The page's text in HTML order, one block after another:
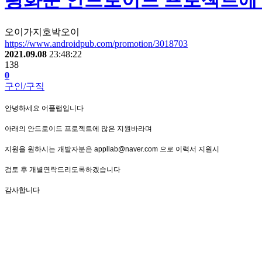
오이가지호박오이
https://www.androidpub.com/promotion/3018703
2021.09.08 23:48:22
138
0
구인/구직
안녕하세요 어플랩입니다
아래의 안드로이드 프로젝트에 많은 지원바라며
지원을 원하시는 개발자분은 appllab@naver.com 으로 이력서 지원시
검토 후 개별연락드리도록하겠습니다
감사합니다